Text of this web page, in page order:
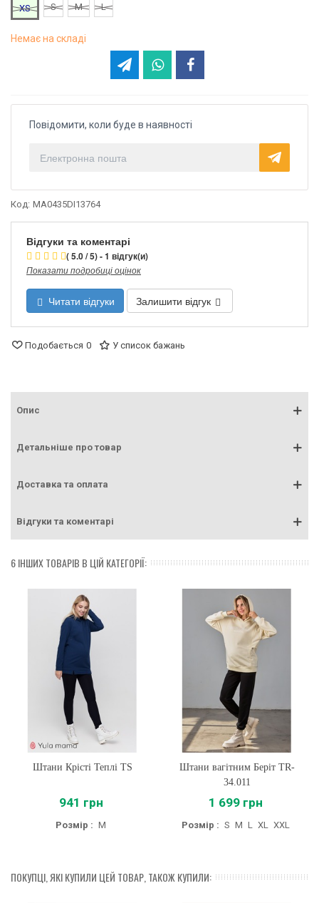
XS
S M L
Немає на складі
Повідомити, коли буде в наявності
Код: MA0435DI13764
Відгуки та коментарі
( 5.0 / 5) - 1 відгук(и)
Показати подробиці оцінок
Читати відгуки Залишити відгук
Подобається 0 У список бажань
Опис
Детальніше про товар
Доставка та оплата
Відгуки та коментарі
6 ІНШИХ ТОВАРІВ В ЦІЙ КАТЕГОРІЇ:
Штани Крісті Теплі TS
941 грн
Розмір : M
Штани вагітним Беріт TR-
34.011
1 699 грн
Розмір : S M L XL XXL
ПОКУПЦІ, ЯКІ КУПИЛИ ЦЕЙ ТОВАР, ТАКОЖ КУПИЛИ: